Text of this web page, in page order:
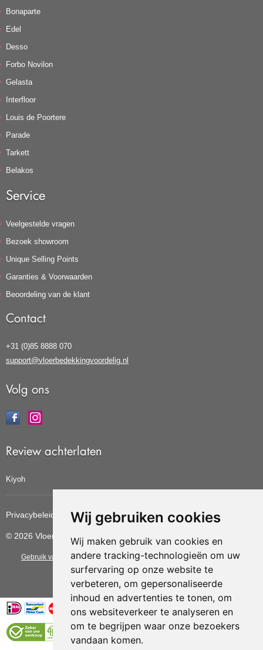
Wij gebruiken cookies
Wij maken gebruik van cookies en
andere tracking-technologieën om uw
surfervaring op onze website te
verbeteren, om gepersonaliseerde
inhoud en advertenties te tonen, om
ons websiteverkeer te analyseren en
om te begrijpen waar onze bezoekers
vandaan komen.
Bonaparte
Edel
Desso
Forbo Novilon
Gelasta
Interfloor
Louis de Poortere
Parade
Tarkett
Belakos
Service
Veelgestelde vragen
Bezoek showroom
Unique Selling Points
Garanties & Voorwaarden
Beoordeling van de klant
Contact
+31 (0)85 8888 070
support@vloerbedekkingvoordelig.nl
Volg ons
Review achterlaten
Kiyoh
Privacybeleid Cookiebeleid Update cookies voorkeuren
© 2026 Vloerbedekkingvoordelig
Gebruik van deze site betekent dat u dealgemene voorwaarden van CBW
erkende woonwinkels accepteert.